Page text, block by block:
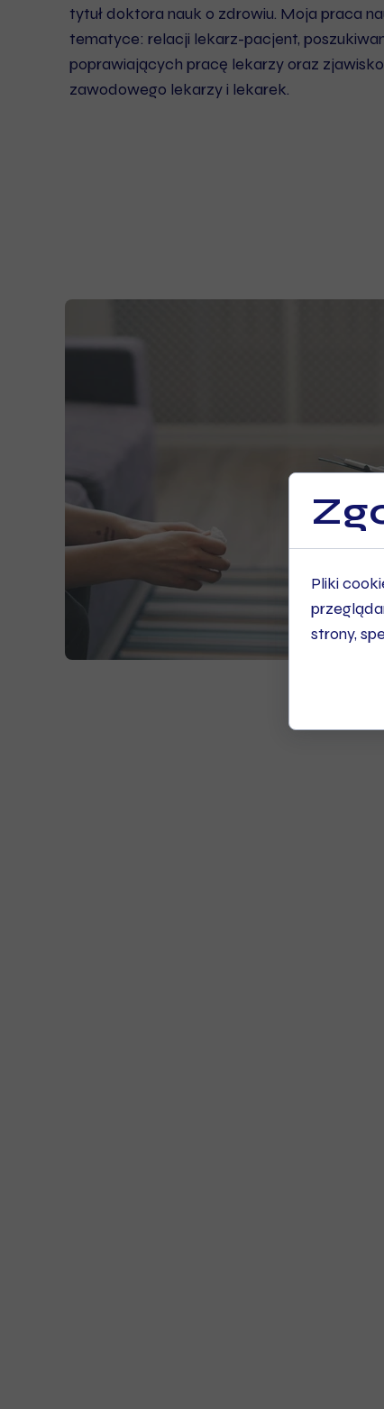
tytuł doktora nauk o zdrowiu. Moja praca
tematyce: relacji lekarz-pacjent,
poprawiających pracę lekarzy oraz
zawodowego lekarzy i lekarek.
Pliki
strony,